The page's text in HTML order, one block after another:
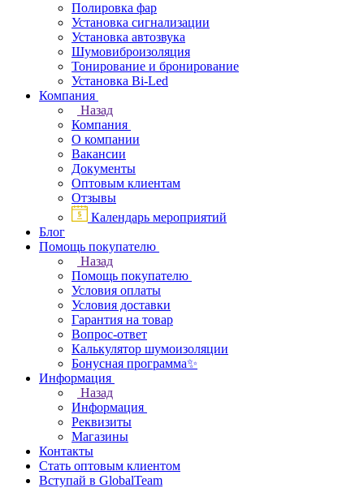
Полировка фар
Установка сигнализации
Установка автозвука
Шумовиброизоляция
Тонирование и бронирование
Установка Bi-Led
Компания
Назад
Компания
О компании
Вакансии
Документы
Оптовым клиентам
Отзывы
Календарь мероприятий
Блог
Помощь покупателю
Назад
Помощь покупателю
Условия оплаты
Условия доставки
Гарантия на товар
Вопрос-ответ
Калькулятор шумоизоляции
Бонусная программа✨
Информация
Назад
Информация
Реквизиты
Магазины
Контакты
Стать оптовым клиентом
Вступай в GlobalTeam